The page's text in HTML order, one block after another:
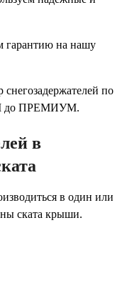
гарантию на нашу
по
до ПРЕМИУМ.
в
в один или
ската крыши.